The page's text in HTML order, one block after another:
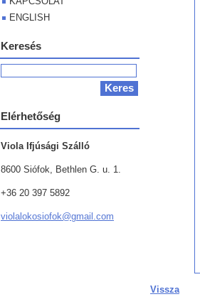
Vissza
ENGLISH
Keresés
Elérhetőség
Viola Ifjúsági Szálló
8600 Siófok, Bethlen G. u. 1.
+36 20 397 5892
violalokosiofok@gmail.com